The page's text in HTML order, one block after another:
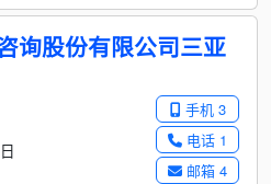
询股份有限公司三亚
手机 3
电话 1
邮箱 4